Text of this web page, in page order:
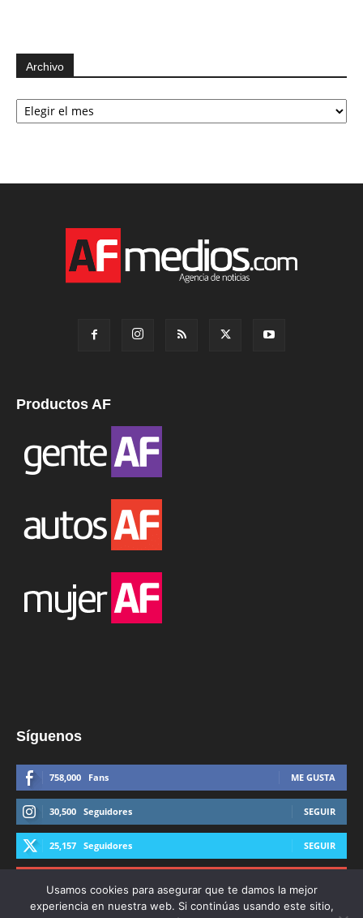
Archivo
Archivo
Productos AF
Síguenos
758,000 Fans ME GUSTA
30,500 Seguidores SEGUIR
25,157 Seguidores SEGUIR
Usamos cookies para asegurar que te damos la mejor
experiencia en nuestra web. Si continúas usando este sitio,